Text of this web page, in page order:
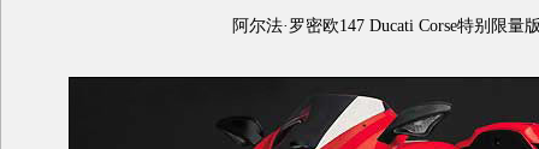
阿尔法·罗密欧147 Ducati Corse特别限量